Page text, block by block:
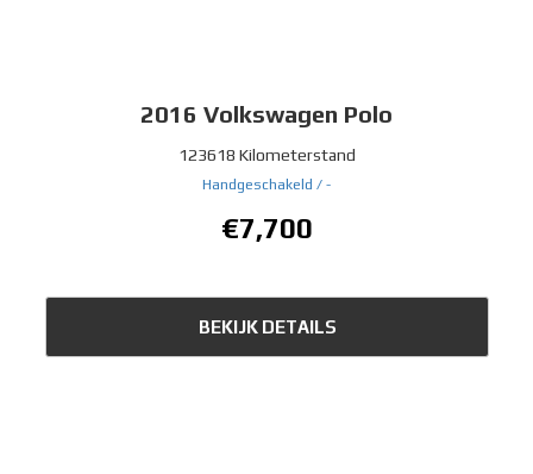
2016 Volkswagen Polo
123618 Kilometerstand
Handgeschakeld / -
€7,700
BEKIJK DETAILS